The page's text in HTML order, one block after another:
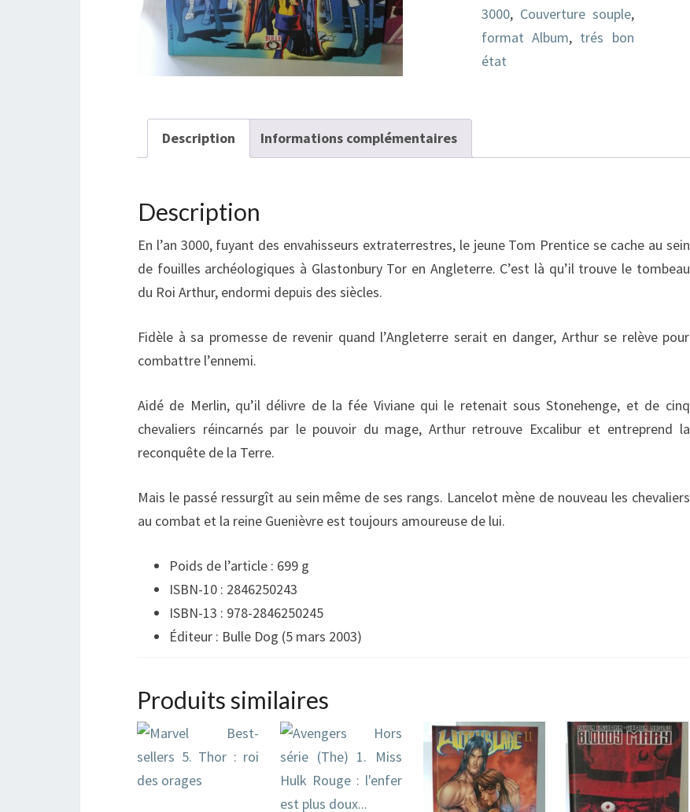
3000, Couverture souple,
format Album, trés bon
état
Description Informations complémentaires
Description
En l’an 3000, fuyant des envahisseurs extraterrestres, le jeune Tom Prentice se cache au sein
de fouilles archéologiques à Glastonbury Tor en Angleterre. C’est là qu’il trouve le tombeau
du Roi Arthur, endormi depuis des siècles.
Fidèle à sa promesse de revenir quand l’Angleterre serait en danger, Arthur se relève pour
combattre l’ennemi.
Aidé de Merlin, qu’il délivre de la fée Viviane qui le retenait sous Stonehenge, et de cinq
chevaliers réincarnés par le pouvoir du mage, Arthur retrouve Excalibur et entreprend la
reconquête de la Terre.
Mais le passé ressurgît au sein même de ses rangs. Lancelot mène de nouveau les chevaliers
au combat et la reine Guenièvre est toujours amoureuse de lui.
Poids de l’article : 699 g
ISBN-10 : 2846250243
ISBN-13 : 978-2846250245
Éditeur : Bulle Dog (5 mars 2003)
Produits similaires